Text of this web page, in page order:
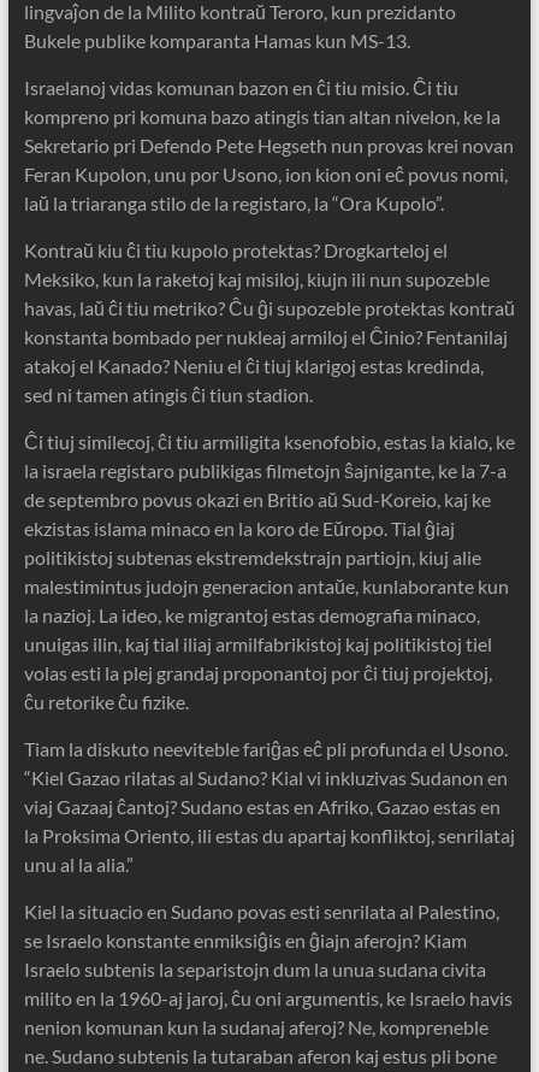
lingvaĵon de la Milito kontraŭ Teroro, kun prezidanto
Bukele publike komparanta Hamas kun MS-13.
Israelanoj vidas komunan bazon en ĉi tiu misio. Ĉi tiu
kompreno pri komuna bazo atingis tian altan nivelon, ke la
Sekretario pri Defendo Pete Hegseth nun provas krei novan
Feran Kupolon, unu por Usono, ion kion oni eĉ povus nomi,
laŭ la triaranga stilo de la registaro, la “Ora Kupolo”.
Kontraŭ kiu ĉi tiu kupolo protektas? Drogkarteloj el
Meksiko, kun la raketoj kaj misiloj, kiujn ili nun supozeble
havas, laŭ ĉi tiu metriko? Ĉu ĝi supozeble protektas kontraŭ
konstanta bombado per nukleaj armiloj el Ĉinio? Fentanilaj
atakoj el Kanado? Neniu el ĉi tiuj klarigoj estas kredinda,
sed ni tamen atingis ĉi tiun stadion.
Ĉi tiuj similecoj, ĉi tiu armiligita ksenofobio, estas la kialo, ke
la israela registaro publikigas filmetojn ŝajnigante, ke la 7-a
de septembro povus okazi en Britio aŭ Sud-Koreio, kaj ke
ekzistas islama minaco en la koro de Eŭropo. Tial ĝiaj
politikistoj subtenas ekstremdekstrajn partiojn, kiuj alie
malestimintus judojn generacion antaŭe, kunlaborante kun
la nazioj. La ideo, ke migrantoj estas demografia minaco,
unuigas ilin, kaj tial iliaj armilfabrikistoj kaj politikistoj tiel
volas esti la plej grandaj proponantoj por ĉi tiuj projektoj,
ĉu retorike ĉu fizike.
Tiam la diskuto neeviteble fariĝas eĉ pli profunda el Usono.
“Kiel Gazao rilatas al Sudano? Kial vi inkluzivas Sudanon en
viaj Gazaaj ĉantoj? Sudano estas en Afriko, Gazao estas en
la Proksima Oriento, ili estas du apartaj konfliktoj, senrilataj
unu al la alia.”
Kiel la situacio en Sudano povas esti senrilata al Palestino,
se Israelo konstante enmiksiĝis en ĝiajn aferojn? Kiam
Israelo subtenis la separistojn dum la unua sudana civita
milito en la 1960-aj jaroj, ĉu oni argumentis, ke Israelo havis
nenion komunan kun la sudanaj aferoj? Ne, kompreneble
ne. Sudano subtenis la tutaraban aferon kaj estus pli bone